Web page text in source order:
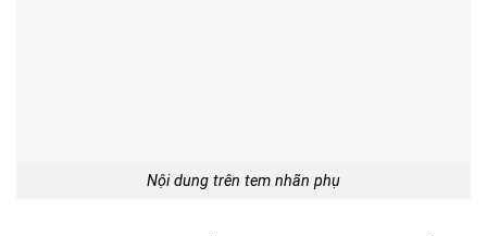
Nội dung trên tem nhãn phụ